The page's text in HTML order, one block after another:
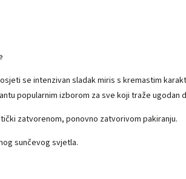
se intenzivan sladak miris s kremastim
popularnim izborom za sve koji traže ugodan
zatvorenom, ponovno zatvorivom pakiranju.
sunčevog svjetla.